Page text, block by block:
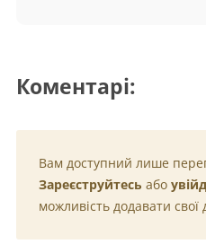
Коментарі:
Вам доступний лише
Зареєструйтесь або
можливість додавати свої